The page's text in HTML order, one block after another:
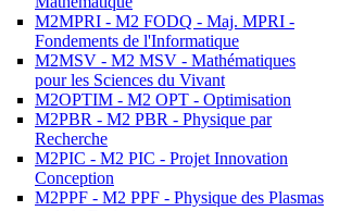
M2MPRI - M2 FODQ - Maj. MPRI -
Fondements de l'Informatique
M2MSV - M2 MSV - Mathématiques
pour les Sciences du Vivant
M2OPTIM - M2 OPT - Optimisation
M2PBR - M2 PBR - Physique par
Recherche
M2PIC - M2 PIC - Projet Innovation
Conception
M2PPF - M2 PPF - Physique des Plasmas